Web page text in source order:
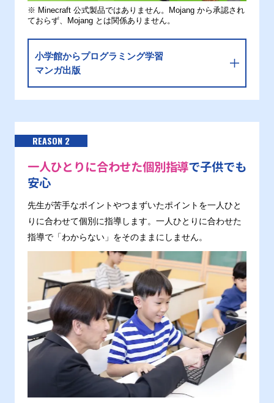
※ Minecraft 公式製品ではありません。Mojang から承認され
ておらず、Mojang とは関係ありません。
小学館からプログラミング学習
マンガ出版
REASON 2
一人ひとりに合わせた個別指導で子供でも
安心
先生が苦手なポイントやつまずいたポイントを一人ひと
りに合わせて個別に指導します。一人ひとりに合わせた
指導で「わからない」をそのままにしません。